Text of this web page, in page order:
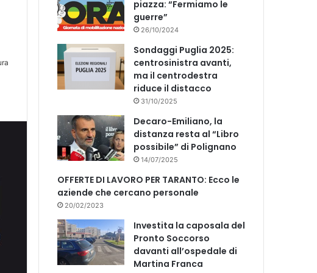
piazza: “Fermiamo le
guerre”
26/10/2024
Sondaggi Puglia 2025:
centrosinistra avanti,
ma il centrodestra
riduce il distacco
31/10/2025
Decaro-Emiliano, la
distanza resta al “Libro
possibile” di Polignano
14/07/2025
OFFERTE DI LAVORO PER TARANTO: Ecco le
aziende che cercano personale
20/02/2023
Investita la caposala del
Pronto Soccorso
davanti all’ospedale di
Martina Franca